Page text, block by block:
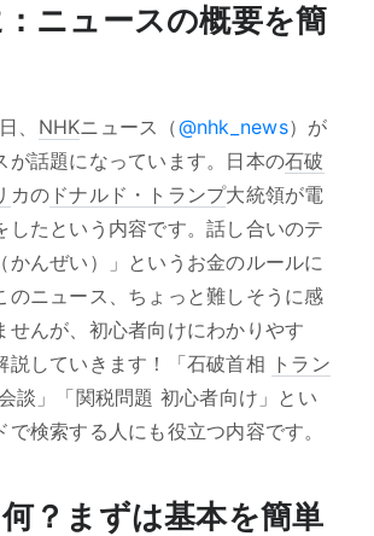
ニュースの概要を簡
、 NHKニュース（@nhk_news）が
が話題になっています。日本の石破
カの ドナルド・トランプ大統領が電
したという内容です。話し合いのテ
かんぜい）」というお金のルールに
のニュース、ちょっと難しそうに感
せんが、初心者向けにわかりやす
説していきます！「石破首相 トラン
談」「関税問題 初心者向け」とい
で検索する人にも役立つ内容です。
？まずは基本を簡単